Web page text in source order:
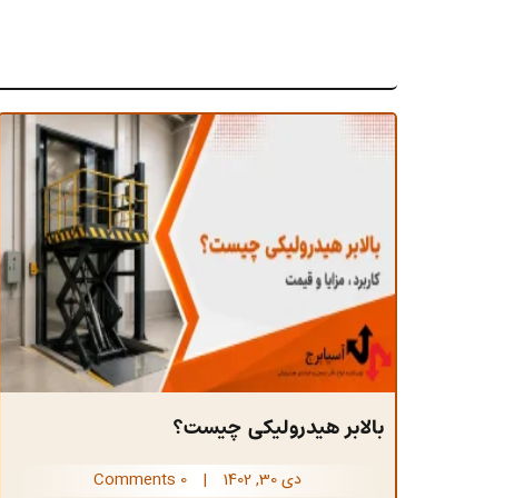
بالابر هیدرولیکی چیست؟
دی 30, 1402 |
0 Comments